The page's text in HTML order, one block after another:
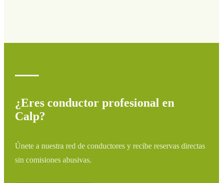
¿Eres conductor profesional en
Calp?
Únete a nuestra red de conductores y recibe reservas directas
sin comisiones abusivas.